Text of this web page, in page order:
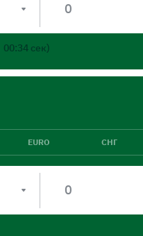
00:34 сек)
EURO СНГ